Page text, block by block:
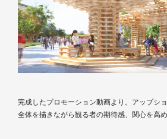
完成したプロモーション動画より。アップシ
全体を描きながら観る者の期待感、関心を高